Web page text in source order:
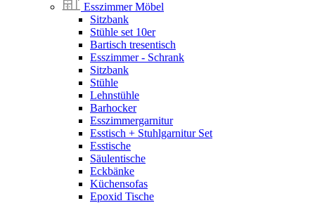
Esszimmer Möbel
Sitzbank
Stühle set 10er
Bartisch tresentisch
Esszimmer - Schrank
Sitzbank
Stühle
Lehnstühle
Barhocker
Esszimmergarnitur
Esstisch + Stuhlgarnitur Set
Esstische
Säulentische
Eckbänke
Küchensofas
Epoxid Tische